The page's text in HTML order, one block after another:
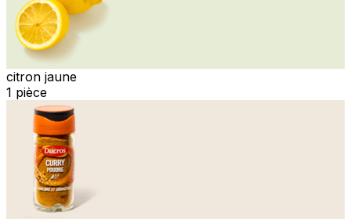
citron jaune
1 pièce